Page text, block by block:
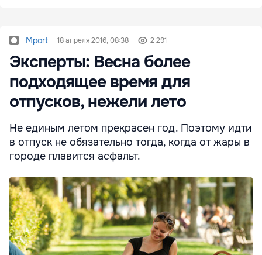
Mport 18 апреля 2016, 08:38 2 291
Эксперты: Весна более
подходящее время для
отпусков, нежели лето
Не единым летом прекрасен год. Поэтому идти
в отпуск не обязательно тогда, когда от жары в
городе плавится асфальт.